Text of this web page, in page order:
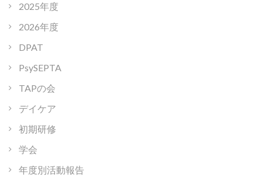
2025年度
2026年度
DPAT
PsySEPTA
TAPの会
デイケア
初期研修
学会
年度別活動報告